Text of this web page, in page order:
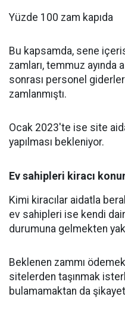
Yüzde 100 zam kapıda
Bu kapsamda, sene
zamları, temmuz
sonrası personel
zamlanmıştı.
Ocak 2023'te ise site
yapılması bekleniyor.
Ev sahipleri kiracı
Kimi kiracılar aidatla
ev sahipleri ise kendi
durumuna gelmekten
Beklenen zammı
sitelerden taşınmak
bulamamaktan da